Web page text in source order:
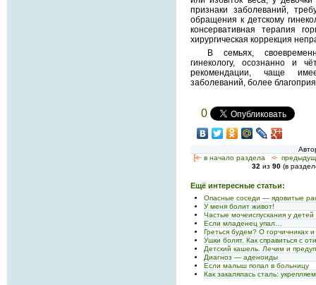
признаки заболеваний,
обращения к детскому
консервативная терапия
хирургическая коррекция
В семьях,
гинекологу, осознанно и
рекомендации, чаще
заболеваний, более
0
[<— в начало раздела <-
32 из 90(в
Ещё интересные статьи:
Опасные соседи — ядовитые
У меня болит живот!
Частые мочеиспускания у детей
Если младенец упал…
Греться будем? О горчичниках и
Ушки болят. Как справиться с
Детский кашель. Лечим и
Диагноз — аденоиды
Если малыш попал в больницу
Как закалялась сталь: